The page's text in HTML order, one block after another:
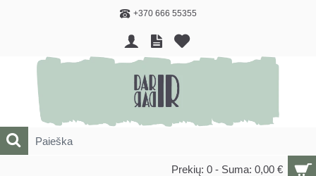
+370 666 55355
Prekių: 0 - Suma: 0,00 €